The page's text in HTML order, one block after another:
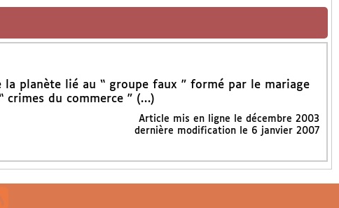
la planète lié au “ groupe faux ” formé par le mariage
crimes du commerce ” (…)
Article mis en ligne le décembre 2003
dernière modification le 6 janvier 2007